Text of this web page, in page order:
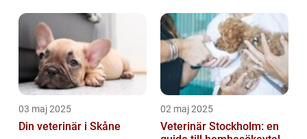
03 maj 2025
Din veterinär i Skåne
02 maj 2025
Veterinär Stockholm: en